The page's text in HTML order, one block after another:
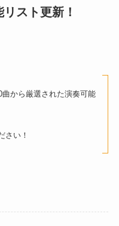
スト更新！
から厳選された演奏可能
さい！